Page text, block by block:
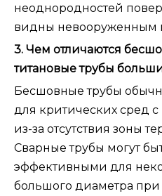
неоднородностей
видны невооруженным
3. Чем отличаются
титановые трубы
Бесшовные трубы
для критических сред
из-за отсутствия зоны
Сварные трубы могут
эффективными для
большого диаметра при